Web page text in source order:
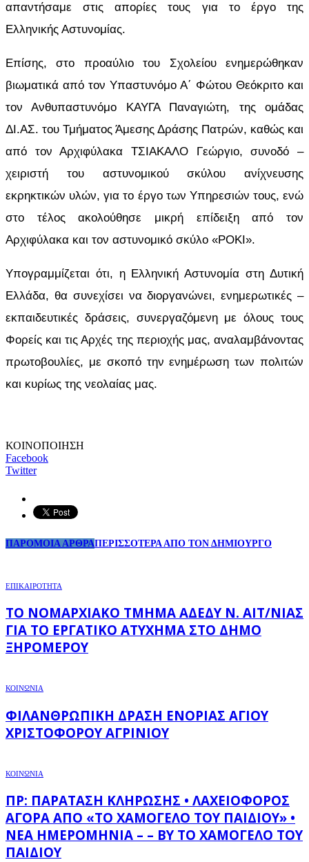
απαντήσαμε στις απορίες τους για το έργο της
Ελληνικής Αστυνομίας.
Επίσης, στο προαύλιο του Σχολείου ενημερώθηκαν
βιωματικά από τον Υπαστυνόμο Α΄ Φώτου Θεόκριτο και
τον Ανθυπαστυνόμο ΚΑΥΓΑ Παναγιώτη, της ομάδας
ΔΙ.ΑΣ. του Τμήματος Άμεσης Δράσης Πατρών, καθώς και
από τον Αρχιφύλακα ΤΣΙΑΚΑΛΟ Γεώργιο, συνοδό –
χειριστή του αστυνομικού σκύλου ανίχνευσης
εκρηκτικών υλών, για το έργο των Υπηρεσιών τους, ενώ
στο τέλος ακολούθησε μικρή επίδειξη από τον
Αρχιφύλακα και τον αστυνομικό σκύλο «ΡΟΚΙ».
Υπογραμμίζεται ότι, η Ελληνική Αστυνομία στη Δυτική
Ελλάδα, θα συνεχίσει να διοργανώνει, ενημερωτικές –
εκπαιδευτικές δράσεις, συνεργαζόμενη με όλους τους
Φορείς και τις Αρχές της περιοχής μας, αναλαμβάνοντας
πρωτοβουλίες, με σκοπό την ενημέρωση των πολιτών
και κυρίως της νεολαίας μας.
ΚΟΙΝΟΠΟΙΗΣΗ
Facebook
Twitter
ΠΑΡΟΜΟΙΑ ΑΡΘΡΑΠΕΡΙΣΣΟΤΕΡΑ ΑΠΟ ΤΟΝ ΔΗΜΙΟΥΡΓΟ
ΕΠΙΚΑΙΡΟΤΗΤΑ
ΤΟ ΝΟΜΑΡΧΙΑΚΌ ΤΜΉΜΑ ΑΔΕΔΥ Ν. ΑΙΤ/ΝΊΑΣ
ΓΙΑ ΤΟ ΕΡΓΑΤΙΚΌ ΑΤΎΧΗΜΑ ΣΤΟ ΔΉΜΟ
ΞΗΡΟΜΈΡΟΥ
ΚΟΙΝΩΝΙΑ
ΦΙΛΑΝΘΡΩΠΙΚΉ ΔΡΆΣΗ ΕΝΟΡΊΑΣ ΑΓΊΟΥ
ΧΡΙΣΤΟΦΌΡΟΥ ΑΓΡΙΝΊΟΥ
ΚΟΙΝΩΝΙΑ
ΠΡ: ΠΑΡΆΤΑΣΗ ΚΛΉΡΩΣΗΣ • ΛΑΧΕΙΟΦΌΡΟΣ
ΑΓΟΡΆ ΑΠΌ «ΤΟ ΧΑΜΌΓΕΛΟ ΤΟΥ ΠΑΙΔΙΟΎ» •
ΝΈΑ ΗΜΕΡΟΜΗΝΊΑ – – BY ΤΟ ΧΑΜΌΓΕΛΟ ΤΟΥ
ΠΑΙΔΙΟΎ